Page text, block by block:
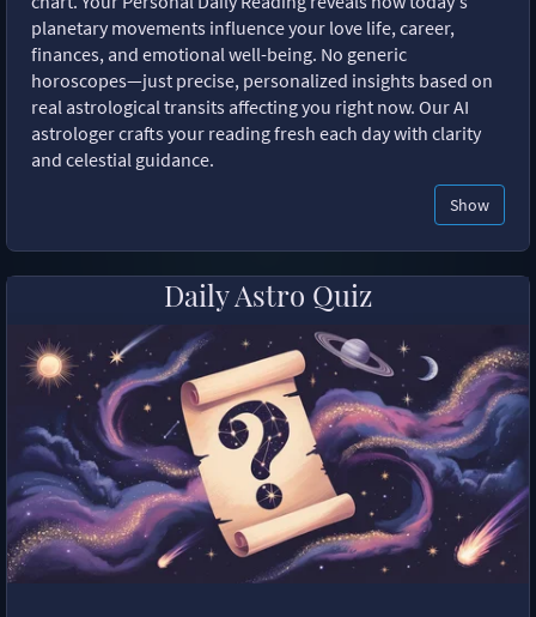
planetary movements influence your love life, career,
finances, and emotional well-being. No generic
horoscopes—just precise, personalized insights based on
real astrological transits affecting you right now. Our AI
astrologer crafts your reading fresh each day with clarity
and celestial guidance.
Show
Daily Astro Quiz